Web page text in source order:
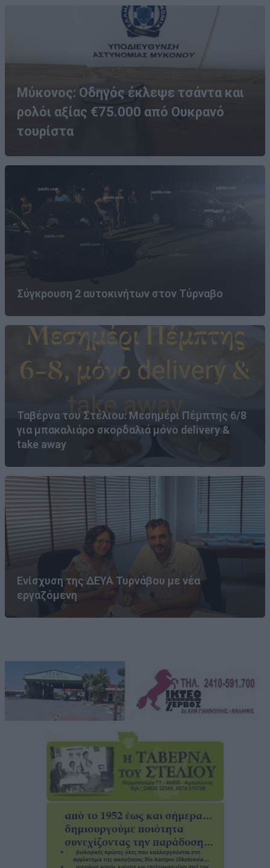
Μύκονος: Οδηγός έκλεψε τσάντα και
ρολόι αξίας €75.000 από Ουκρανό
τουρίστα
Σύγκρουση 2 αυτοκινήτων στον Τύρναβο
Ταβέρνα του Στέλιου: Μεσημέρι Πέμπτης 6/8
για μπακαλιάρο σκορδαλιά μόνο delivery &
take away
Ενίσχυση της ΔΕΥΑ Τυρνάβου με νέα
εργαζόμενη